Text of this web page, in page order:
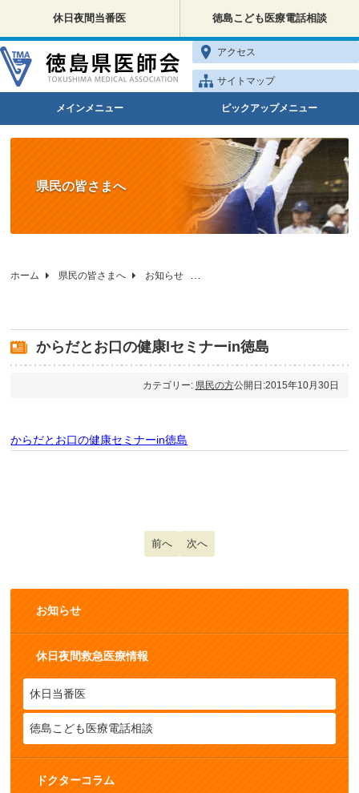
休日夜間当番医 徳島こども医療電話相談
アクセス
サイトマップ
メインメニュー ピックアップメニュー
県民の皆さまへ
ホーム 県民の皆さまへ お知らせ
からだとお口の健康lセミナーin徳島
カテゴリー: 県民の方公開日:2015年10月30日
からだとお口の健康セミナーin徳島
前の記事へ: 糖尿病予防キャンペーン
前へ 次の記事へ: 徳島市医師会市民公
次へ
お知らせ
休日夜間救急医療情報
休日当番医
徳島こども医療電話相談
ドクターコラム